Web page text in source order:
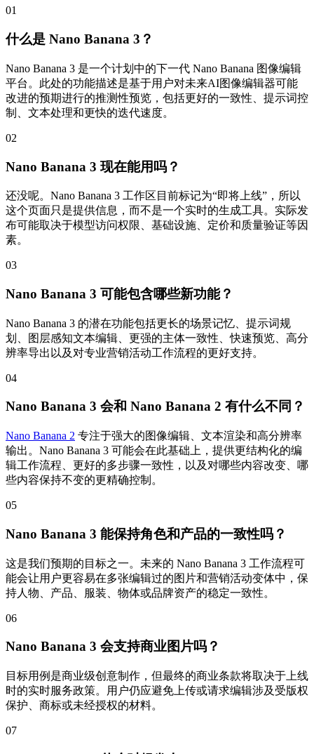
01
什么是 Nano Banana 3？
Nano Banana 3 是一个计划中的下一代 Nano Banana 图像编辑
平台。此处的功能描述是基于用户对未来AI图像编辑器可能
改进的预期进行的推测性预览，包括更好的一致性、提示词控
制、文本处理和更快的迭代速度。
02
Nano Banana 3 现在能用吗？
还没呢。Nano Banana 3 工作区目前标记为“即将上线”，所以
这个页面只是提供信息，而不是一个实时的生成工具。实际发
布可能取决于模型访问权限、基础设施、定价和质量验证等因
素。
03
Nano Banana 3 可能包含哪些新功能？
Nano Banana 3 的潜在功能包括更长的场景记忆、提示词规
划、图层感知文本编辑、更强的主体一致性、快速预览、高分
辨率导出以及对专业营销活动工作流程的更好支持。
04
Nano Banana 3 会和 Nano Banana 2 有什么不同？
Nano Banana 2 专注于强大的图像编辑、文本渲染和高分辨率
输出。Nano Banana 3 可能会在此基础上，提供更结构化的编
辑工作流程、更好的多步骤一致性，以及对哪些内容改变、哪
些内容保持不变的更精确控制。
05
Nano Banana 3 能保持角色和产品的一致性吗？
这是我们预期的目标之一。未来的 Nano Banana 3 工作流程可
能会让用户更容易在多张编辑过的图片和营销活动变体中，保
持人物、产品、服装、物体或品牌资产的稳定一致性。
06
Nano Banana 3 会支持商业图片吗？
目标用例是商业级创意制作，但最终的商业条款将取决于上线
时的实时服务政策。用户仍应避免上传或请求编辑涉及受版权
保护、商标或未经授权的材料。
07